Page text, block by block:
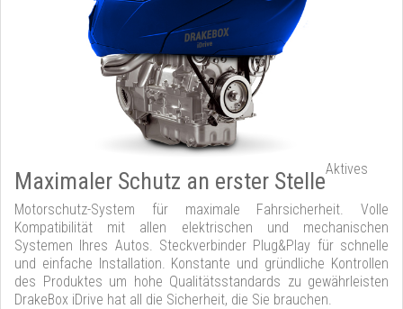
Maximaler Schutz an erster StelleAktives
Motorschutz-System für maximale Fahrsicherheit. Volle
Kompatibilität mit allen elektrischen und mechanischen
Systemen Ihres Autos. Steckverbinder Plug&Play für schnelle
und einfache Installation. Konstante und gründliche Kontrollen
des Produktes um hohe Qualitätsstandards zu gewährleisten
DrakeBox iDrive hat all die Sicherheit, die Sie brauchen.